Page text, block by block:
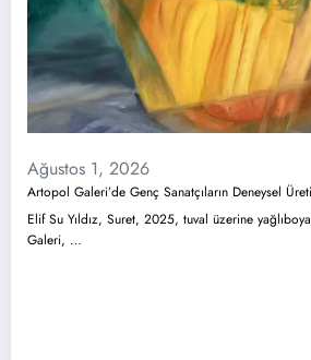
Ağustos 1, 2026
Artopol Galeri’de Genç Sanatçıların Deneysel
Elif Su Yıldız, Suret, 2025, tuval üzerine
Galeri, …